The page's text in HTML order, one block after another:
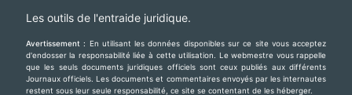
Les outils de l'entraide juridique.
Avertissement : En utilisant les données disponibles sur ce site vous acceptez
d'endosser la responsabilité liée à cette utilisation. Le webmestre vous rappelle
que les seuls documents juridiques officiels sont ceux publiés aux différents
Journaux officiels. Les documents et commentaires envoyés par les internautes
restent sous leur seule responsabilité, ce site se contentant de les héberger.